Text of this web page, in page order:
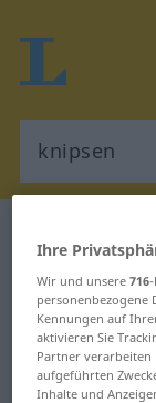
Deutsch-
für
"knipsen"
Ihre
Wir und unsere716
personenbezogene
Kennungen auf
aktivieren Sie
Partner verarbeiten
aufgeführten
Inhalte und